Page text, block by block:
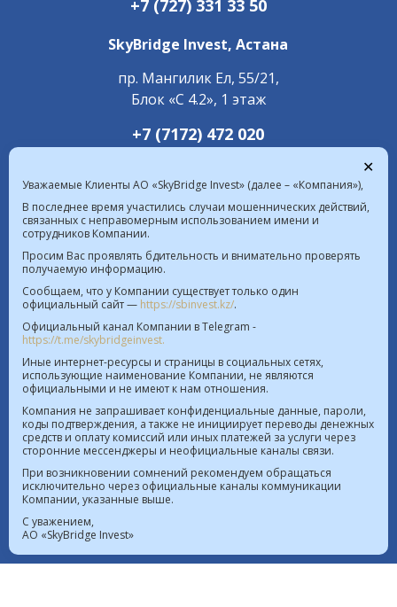
+7 (727) 331 33 50
SkyBridge Invest,Астана
пр. Мангилик Ел, 55/21,
Блок «С 4.2», 1 этаж
+7 (7172) 472 020
Курс валют в РК на 09.08.2026  |  $ 469.93 KZT
€ 541.64 KZT
Политика Информационной безопасности
Лицензия на осуществление деятельности на рынке
ценных бумаг №4.2.192/113 от 20.07.2016
Лицензия на осуществление деятельности на
территории МФЦА №112018-0012 от 21.11.2018
Реестр выданных, переоформленных лицензий на
осуществление деятельности на рынке ценных
бумаг
Лицензия на проведение банковских операций
✕
Уважаемые Клиенты АО «SkyBridge Invest» (далее – «Компания»),
В последнее время участились случаи мошеннических действий,
связанных с неправомерным использованием имени и
сотрудников Компании.
Просим Вас проявлять бдительность и внимательно проверять
получаемую информацию.
Сообщаем, что у Компании существует только один
официальный сайт — https://sbinvest.kz/.
Официальный канал Компании в Telegram -
https://t.me/skybridgeinvest.
Иные интернет-ресурсы и страницы в социальных сетях,
использующие наименование Компании, не являются
официальными и не имеют к нам отношения.
Компания не запрашивает конфиденциальные данные, пароли,
коды подтверждения, а также не инициирует переводы денежных
средств и оплату комиссий или иных платежей за услуги через
сторонние мессенджеры и неофициальные каналы связи.
При возникновении сомнений рекомендуем обращаться
исключительно через официальные каналы коммуникации
Компании, указанные выше.
С уважением,
АО «SkyBridge Invest»